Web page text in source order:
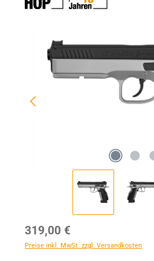
Bildergalerie überspringen
Regulärer Preis:
319,00 €
Preise inkl. MwSt. zzgl. Versandkosten